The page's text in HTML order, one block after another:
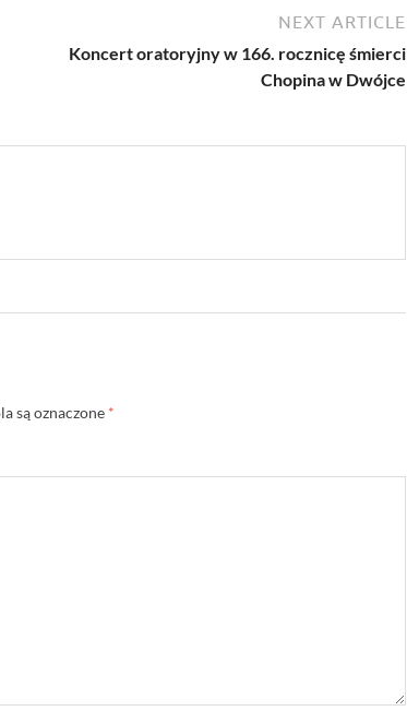
NEXT ARTICLE
Koncert oratoryjny w 166. rocznicę śmierci
Chopina w Dwójce
są oznaczone *